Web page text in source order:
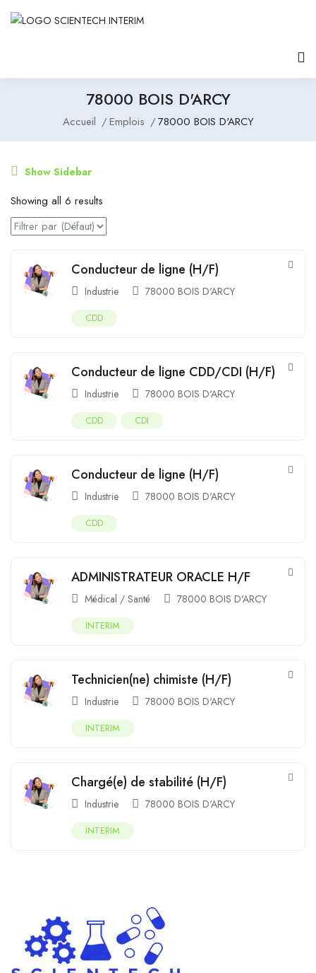
78000 BOIS D'ARCY
Accueil Emplois 78000 BOIS D'ARCY
Show Sidebar
Showing all 6 results
Conducteur de ligne (H/F)
Industrie 78000 BOIS D'ARCY
CDD
Conducteur de ligne CDD/CDI (H/F)
Industrie 78000 BOIS D'ARCY
CDD CDI
Conducteur de ligne (H/F)
Industrie 78000 BOIS D'ARCY
CDD
ADMINISTRATEUR ORACLE H/F
Médical / Santé 78000 BOIS D'ARCY
INTERIM
Technicien(ne) chimiste (H/F)
Industrie 78000 BOIS D'ARCY
INTERIM
Chargé(e) de stabilité (H/F)
Industrie 78000 BOIS D'ARCY
INTERIM